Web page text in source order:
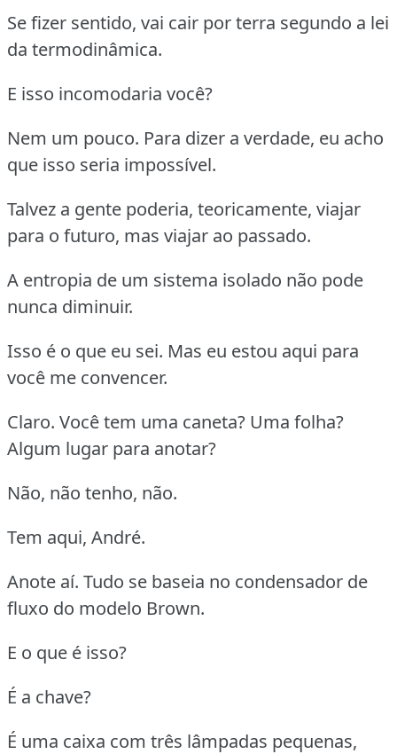
Se fizer sentido, vai cair por terra segundo a lei
da termodinâmica.
E isso incomodaria você?
Nem um pouco. Para dizer a verdade, eu acho
que isso seria impossível.
Talvez a gente poderia, teoricamente, viajar
para o futuro, mas viajar ao passado.
A entropia de um sistema isolado não pode
nunca diminuir.
Isso é o que eu sei. Mas eu estou aqui para
você me convencer.
Claro. Você tem uma caneta? Uma folha?
Algum lugar para anotar?
Não, não tenho, não.
Tem aqui, André.
Anote aí. Tudo se baseia no condensador de
fluxo do modelo Brown.
E o que é isso?
É a chave?
É uma caixa com três lâmpadas pequenas,